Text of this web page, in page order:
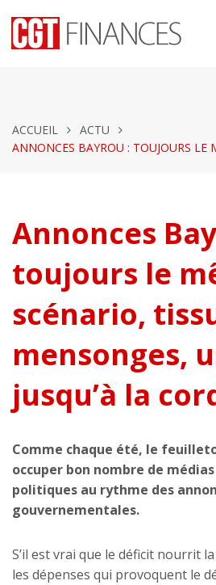
ACCUEIL
ACTU
ANNONCES BAYROU : TOUJOURS LE
Annonces
toujours le
scénario,
mensonges,
jusqu’à la
Comme chaque été, le
occuper bon nombre de
politiques au rythme des
gouvernementales.
S’il est vrai que le déficit nourrit
les dépenses qui provoquent le